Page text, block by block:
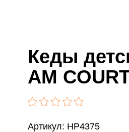
Кеды
AM
Артикул: HP4375